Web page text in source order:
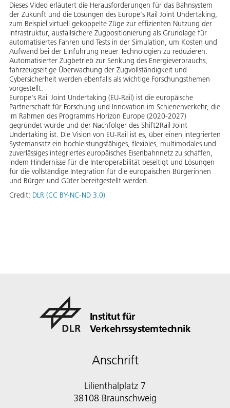
Dieses Video erläutert die Herausforderungen für das Bahnsystem
der Zukunft und die Lösungen des Europe's Rail Joint Undertaking,
zum Beispiel virtuell gekoppelte Züge zur effizienten Nutzung der
Infrastruktur, ausfallsichere Zugpositionierung als Grundlage für
automatisiertes Fahren und Tests in der Simulation, um Kosten und
Aufwand bei der Einführung neuer Technologien zu reduzieren.
Automatisierter Zugbetrieb zur Senkung des Energieverbrauchs,
fahrzeugseitige Überwachung der Zugvollständigkeit und
Cybersicherheit werden ebenfalls als wichtige Forschungsthemen
vorgestellt.
Europe's Rail Joint Undertaking (EU-Rail) ist die europäische
Partnerschaft für Forschung und Innovation im Schienenverkehr, die
im Rahmen des Programms Horizon Europe (2020-2027)
gegründet wurde und der Nachfolger des Shift2Rail Joint
Undertaking ist. Die Vision von EU-Rail ist es, über einen integrierten
Systemansatz ein hochleistungsfähiges, flexibles, multimodales und
zuverlässiges integriertes europäisches Eisenbahnnetz zu schaffen,
indem Hindernisse für die Interoperabilität beseitigt und Lösungen
für die vollständige Integration für die europäischen Bürgerinnen
und Bürger und Güter bereitgestellt werden.
Credit: DLR (CC BY-NC-ND 3.0)
Institut für
Verkehrssystemtechnik
Anschrift
Lilienthalplatz 7
38108 Braunschweig